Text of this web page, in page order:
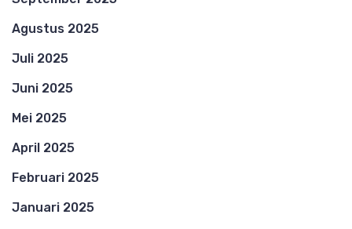
Agustus 2025
Juli 2025
Juni 2025
Mei 2025
April 2025
Februari 2025
Januari 2025